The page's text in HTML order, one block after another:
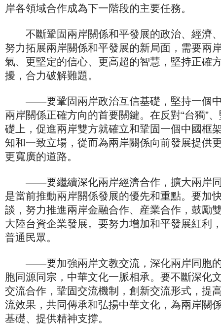
岸各領域合作成為下一階段的主要任務。
不斷鞏固兩岸關係和平發展的政治、經濟
努力拓展兩岸關係和平發展的新局面，需要兩
氣、更堅定的信心、更高超的智慧，堅持正確
擾，合力破解難題。
——要鞏固兩岸政治互信基礎，堅持一個中
兩岸關係正確方向的首要關鍵。在反對“台獨”
礎上，促進兩岸雙方就確立和鞏固一個中國框
知和一致立場，從而為兩岸關係向前發展提供
更寬廣的道路。
——要繼續深化兩岸經濟合作，擴大兩岸同
是當前推動兩岸關係發展的優先和重點。要加
談，努力推進兩岸金融合作、産業合作，鼓勵
大陸台資企業發展。要努力增加和平發展紅利
普通民眾。
——要加強兩岸文教交流，深化兩岸同胞的
胞同源同宗，中華文化一脈相承。要不斷深化
交流合作，鞏固交流機制，創新交流形式，提
流效果，共同傳承和弘揚中華文化，為兩岸關
基礎、提供精神支撐。